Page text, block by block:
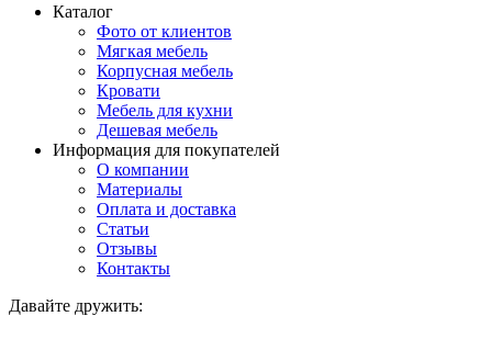
Каталог
Фото от клиентов
Мягкая мебель
Корпусная мебель
Кровати
Мебель для кухни
Дешевая мебель
Информация для покупателей
О компании
Материалы
Оплата и доставка
Статьи
Отзывы
Контакты
Давайте дружить: